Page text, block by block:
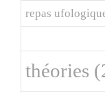
repas
théories